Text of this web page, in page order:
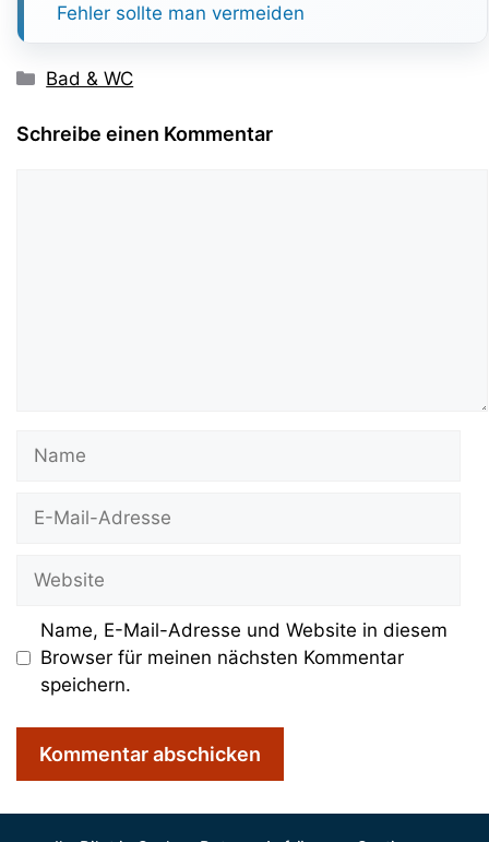
Fehler sollte man vermeiden
Kategorien
Bad & WC
Schreibe einen Kommentar
Name
Website
Name, E-Mail-Adresse und Website in diesem
Browser für meinen nächsten Kommentar
speichern.